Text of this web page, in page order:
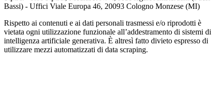
Bassi) - Uffici Viale Europa 46, 20093 Cologno Monzese (MI)
Rispetto ai contenuti e ai dati personali trasmessi e/o riprodotti è
vietata ogni utilizzazione funzionale all’addestramento di sistemi di
intelligenza artificiale generativa. È altresì fatto divieto espresso di
utilizzare mezzi automatizzati di data scraping.